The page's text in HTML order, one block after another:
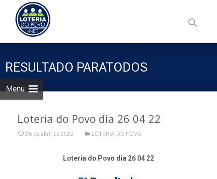
Menu
to
content
por:
RESULTADO PARATODOS
Loteria do Povo dia 26 04 22
26 de abril de 2022 LOTERIA DO POVO
Loteria do Povo dia 26 04 22